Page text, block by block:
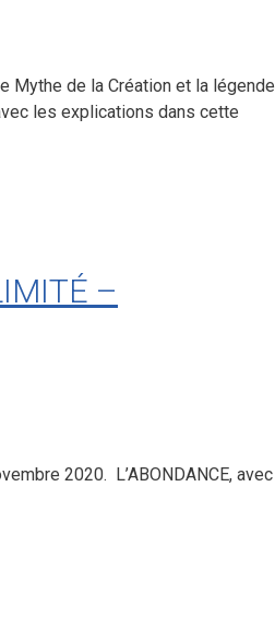
Mythe de la Création et la légende
les explications dans cette
–
2020. L’ABONDANCE, avec